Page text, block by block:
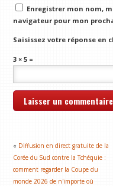
Enregistrer mon nom,
navigateur pour mon
Saisissez votre réponse en
3 × 5 =
« Diffusion en direct gratuite de la
Corée du Sud contre la Tchéquie :
comment regarder la Coupe du
monde 2026 de n'importe où